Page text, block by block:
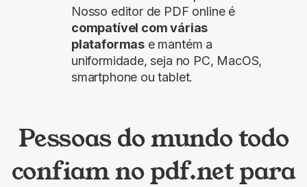
Nosso editor de PDF online é
compatível com várias
plataformas e mantém a
uniformidade, seja no PC, MacOS,
smartphone ou tablet.
Pessoas do mundo todo
confiam no pdf.net para